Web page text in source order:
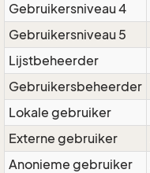
Gebruikersniveau 4
Gebruikersniveau 5
Lijstbeheerder
Gebruikersbeheerder
Lokale gebruiker
Externe gebruiker
Anonieme gebruiker